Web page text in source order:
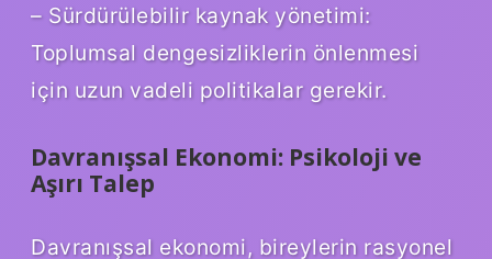
– Sürdürülebilir kaynak yönetimi:
Toplumsal dengesizliklerin önlenmesi
için uzun vadeli politikalar gerekir.
Davranışsal Ekonomi: Psikoloji ve
Aşırı Talep
Davranışsal ekonomi, bireylerin rasyonel